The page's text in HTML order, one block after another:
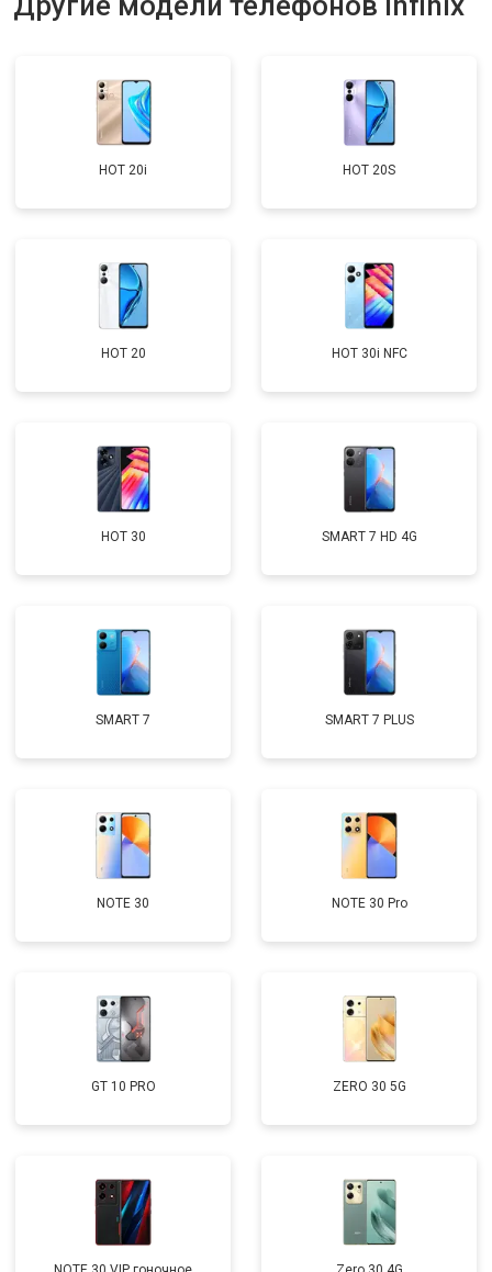
HOT 20i HOT 20S
HOT 20 HOT 30i NFC
HOT 30 SMART 7 HD 4G
SMART 7 SMART 7 PLUS
NOTE 30 NOTE 30 Pro
GT 10 PRO ZERO 30 5G